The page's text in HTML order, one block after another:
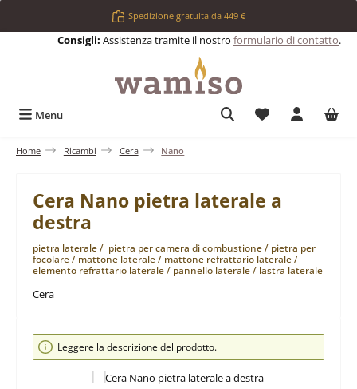
Passa al contenuto principaleSpedizione gratuita da 449 €
Consigli: Assistenza tramite il nostro formulario di contatto.
Menu Hai 0 articoli
Home Ricambi Cera Nano
Cera Nano pietra laterale a
destra
pietra laterale / pietra per camera di combustione / pietra per
focolare / mattone laterale / mattone refrattario laterale /
elemento refrattario laterale / pannello laterale / lastra laterale
Cera
Salta la galleria di immagini
Leggere la descrizione del prodotto.